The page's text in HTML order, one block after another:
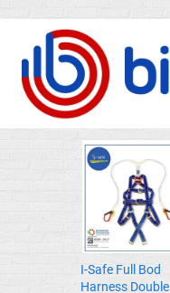
I-Safe Full Bod
Harness Double